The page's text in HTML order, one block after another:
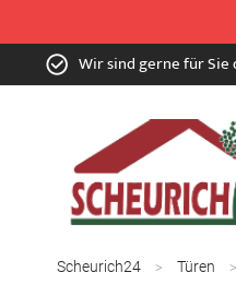
Zum
Inhalt Wir sind gerne für Sie
Scheurich24 Türen